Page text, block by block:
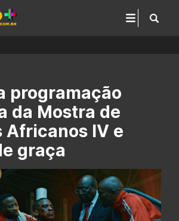
programação
da Mostra de
Africanos IV e
graça